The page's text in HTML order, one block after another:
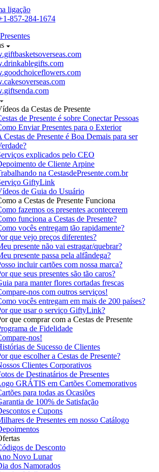
ligação
857-284-1674
da Cestas de Presente
de Presente é sobre Conectar Pessoas
Enviar Presentes para o Exterior
Cestas de Presente é Boa Demais para ser
explicados pelo CEO
de Cliente Arpine
na CestasdePresente.com.br
GiftyLink
de Guia do Usuário
a Cestas de Presente Funciona
fazemos os presentes acontecerem
funciona a Cestas de Presente?
vocês entregam tão rapidamente?
que vejo preços diferentes?
presente não vai estragar/quebrar?
presente passa pela alfândega?
incluir cartões com nossa marca?
que seus presentes são tão caros?
para manter flores cortadas frescas
nos com outros serviços!
vocês entregam em mais de 200 países?
que usar o serviço GiftyLink?
que comprar com a Cestas de Presente
de Fidelidade
nos!
de Sucesso de Clientes
que escolher a Cestas de Presente?
Clientes Corporativos
de Destinatários de Presentes
GRÁTIS em Cartões Comemorativos
para todas as Ocasiões
de 100% de Satisfação
e Cupons
de Presentes em nosso Catálogo
de Desconto
Novo Lunar
dos Namorados